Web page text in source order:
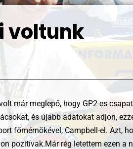
voltunk
már meglepő, hogy GP2-es
és újabb adatokat adjon,
főmérnökével, Campbell-el. Azt,
pozitívak.Már rég letettem ezen a